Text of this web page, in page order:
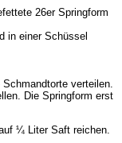
26er Springform
in einer Schüssel
verteilen.
Die Springform erst
¼ Liter Saft reichen.